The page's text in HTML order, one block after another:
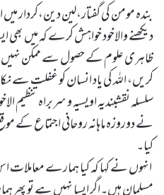
بندہ مومن کی گفتار،لین دین،کردار
دیکھنے والاخود خواہش کرے کہ میں بھی
ظاہری علوم کے حصول سے ممکن نہیں
کریں، اللہ کی یاد انسان کو غفلت سے
سلسلہ نقشبندیہ اویسیہ و سربراہ تنظیم
نے دوروزہ ماہانہ روحانی اجتماع
کیا۔
انہوں نے کہا کہ کیا ہمارے